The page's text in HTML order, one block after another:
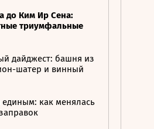
до Ким Ир Сена:
триумфальные
дайджест: башня из
шатер и винный
как менялась